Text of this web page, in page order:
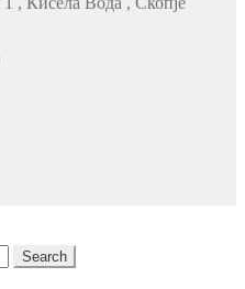
Search